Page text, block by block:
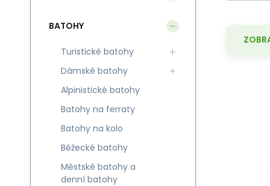
BATOHY
Turistické batohy
Dámské batohy
Alpinistické batohy
Batohy na ferraty
Batohy na kolo
Běžecké batohy
Městské batohy a
denní batohy